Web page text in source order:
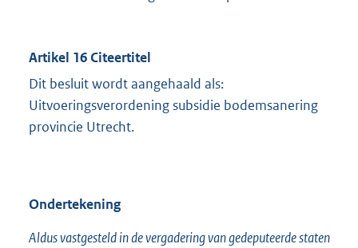
Artikel 16 Citeertitel
Dit besluit wordt aangehaald als:
Uitvoeringsverordening subsidie bodemsanering
provincie Utrecht.
Ondertekening
Aldus vastgesteld in de vergadering van gedeputeerde staten